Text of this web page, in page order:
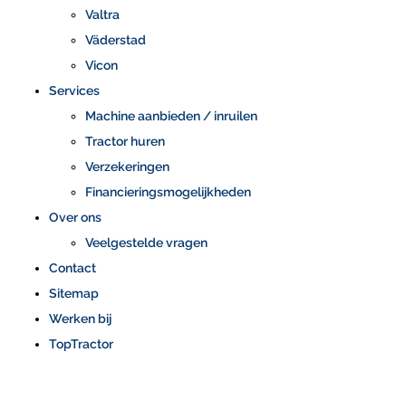
Valtra
Väderstad
Vicon
Services
Machine aanbieden / inruilen
Tractor huren
Verzekeringen
Financieringsmogelijkheden
Over ons
Veelgestelde vragen
Contact
Sitemap
Werken bij
TopTractor